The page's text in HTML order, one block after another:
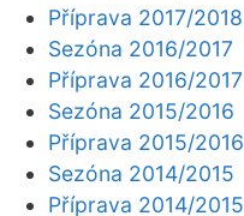
Příprava 2017/2018
Sezóna 2016/2017
Příprava 2016/2017
Sezóna 2015/2016
Příprava 2015/2016
Sezóna 2014/2015
Příprava 2014/2015